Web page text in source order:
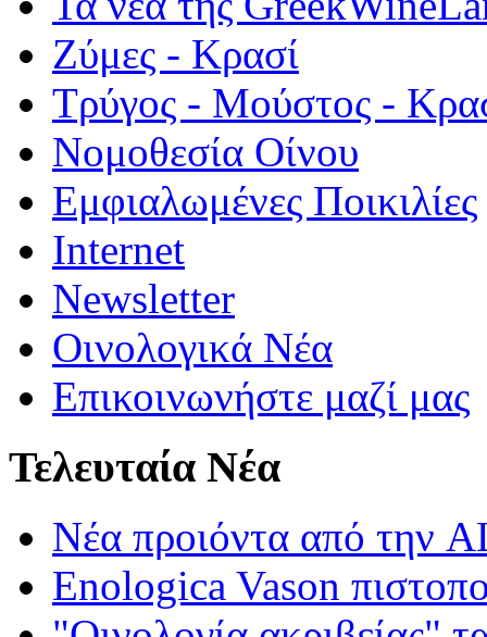
Ζύμες - Κρασί
Τρύγος - Μούστος -
Νομοθεσία Οίνου
Εμφιαλωμένες Ποικιλίες
Internet
Newsletter
Οινολογικά Νέα
Επικοινωνήστε μαζί μας
Τελευταία Νέα
Νέα προιόντα από
Enologica Vason